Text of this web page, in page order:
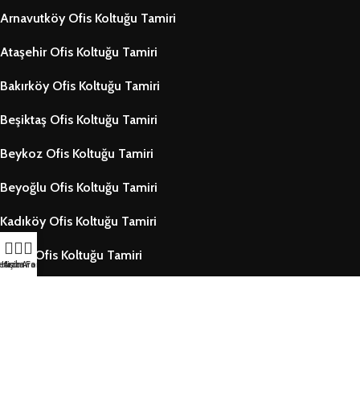
Arnavutköy Ofis Koltuğu Tamiri
Ataşehir Ofis Koltuğu Tamiri
Bakırköy Ofis Koltuğu Tamiri
Beşiktaş Ofis Koltuğu Tamiri
Beykoz Ofis Koltuğu Tamiri
Beyoğlu Ofis Koltuğu Tamiri
Kadıköy Ofis Koltuğu Tamiri
Kartal Ofis Koltuğu Tamiri
Hızlı Ara
Arıza Formu